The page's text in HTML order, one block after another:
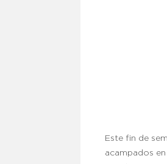
Este fin de
acampados